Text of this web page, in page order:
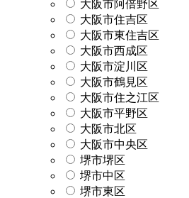
大阪市阿倍野区
大阪市住吉区
大阪市東住吉区
大阪市西成区
大阪市淀川区
大阪市鶴見区
大阪市住之江区
大阪市平野区
大阪市北区
大阪市中央区
堺市堺区
堺市中区
堺市東区